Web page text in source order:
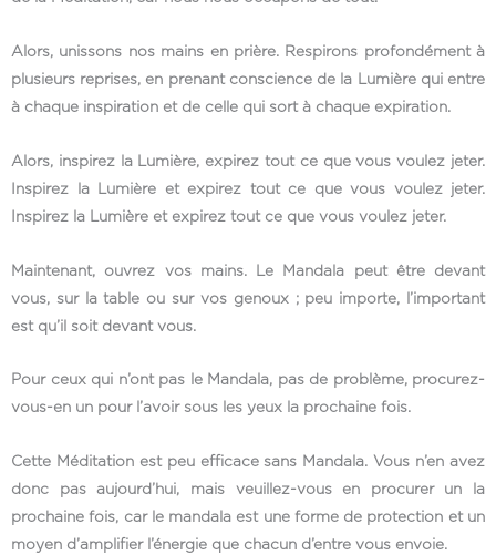
Alors, unissons nos mains en prière. Respirons profondément à
plusieurs reprises, en prenant conscience de la Lumière qui entre
à chaque inspiration et de celle qui sort à chaque expiration.
Alors, inspirez la Lumière, expirez tout ce que vous voulez jeter.
Inspirez la Lumière et expirez tout ce que vous voulez jeter.
Inspirez la Lumière et expirez tout ce que vous voulez jeter.
Maintenant, ouvrez vos mains. Le Mandala peut être devant
vous, sur la table ou sur vos genoux ; peu importe, l’important
est qu’il soit devant vous.
Pour ceux qui n’ont pas le Mandala, pas de problème, procurez-
vous-en un pour l’avoir sous les yeux la prochaine fois.
Cette Méditation est peu efficace sans Mandala. Vous n’en avez
donc pas aujourd’hui, mais veuillez-vous en procurer un la
prochaine fois, car le mandala est une forme de protection et un
moyen d’amplifier l’énergie que chacun d’entre vous envoie.